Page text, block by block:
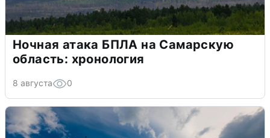
Ночная атака БПЛА на Самарскую
область: хронология
8 августа 0